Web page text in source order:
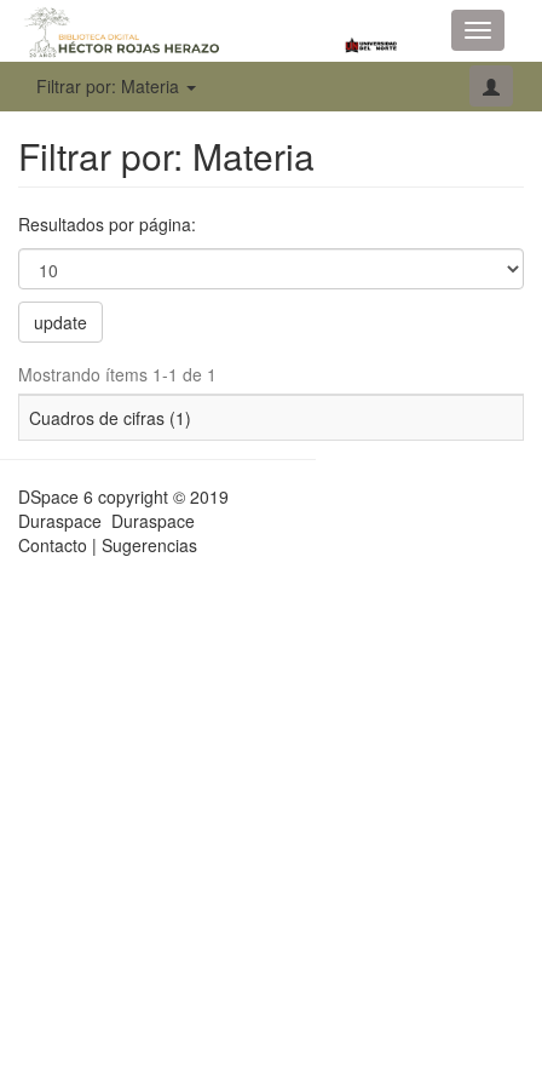
Toggle
Filtrar por: Materia
Filtrar por: Materia
Resultados por página:
update
Mostrando ítems 1-1 de 1
Cuadros de cifras (1)
DSpace 6 copyright © 2019
Duraspace Duraspace
Contacto | Sugerencias